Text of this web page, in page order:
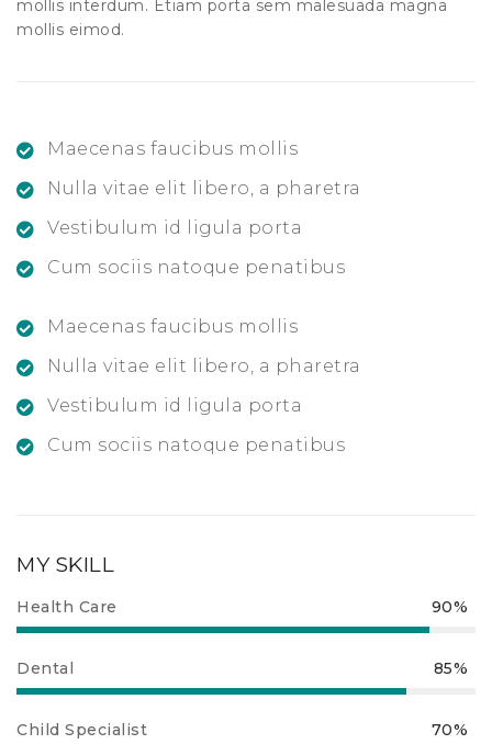
mollis interdum. Etiam porta sem malesuada magna
mollis eimod.
Maecenas faucibus mollis
Nulla vitae elit libero, a pharetra
Vestibulum id ligula porta
Cum sociis natoque penatibus
Maecenas faucibus mollis
Nulla vitae elit libero, a pharetra
Vestibulum id ligula porta
Cum sociis natoque penatibus
MY SKILL
Health Care 90%
Dental 85%
Child Specialist 70%